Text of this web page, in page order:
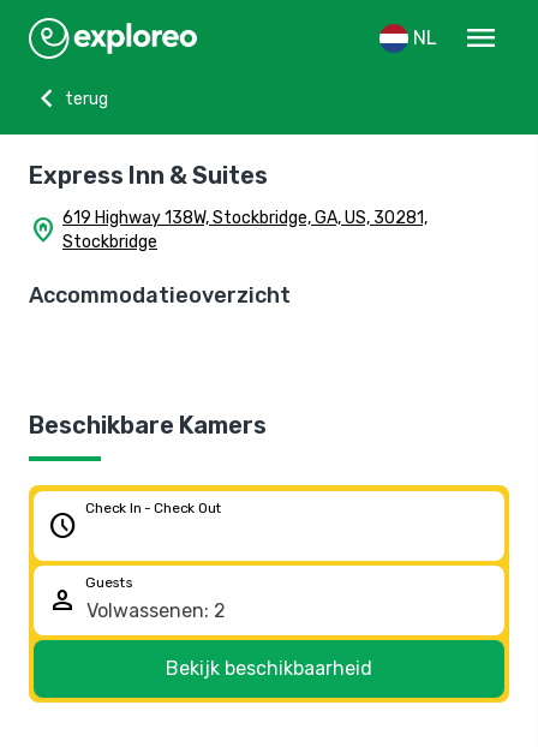
NL
menu
chevron_left
terug
Express Inn & Suites
home_pin 619 Highway 138W, Stockbridge, GA, US, 30281,
Stockbridge
Accommodatieoverzicht
Beschikbare Kamers
schedule
Check In - Check Out
person
Guests
Bekijk beschikbaarheid